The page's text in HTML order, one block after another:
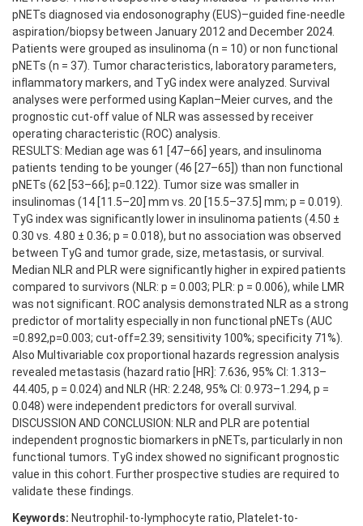
pNETs diagnosed via endosonography (EUS)–guided fine-needle
aspiration/biopsy between January 2012 and December 2024.
Patients were grouped as insulinoma (n = 10) or non functional
pNETs (n = 37). Tumor characteristics, laboratory parameters,
inflammatory markers, and TyG index were analyzed. Survival
analyses were performed using Kaplan–Meier curves, and the
prognostic cut-off value of NLR was assessed by receiver
operating characteristic (ROC) analysis.
RESULTS: Median age was 61 [47–66] years, and insulinoma
patients tending to be younger (46 [27–65]) than non functional
pNETs (62 [53–66]; p=0.122). Tumor size was smaller in
insulinomas (14 [11.5–20] mm vs. 20 [15.5–37.5] mm; p = 0.019).
TyG index was significantly lower in insulinoma patients (4.50 ±
0.30 vs. 4.80 ± 0.36; p = 0.018), but no association was observed
between TyG and tumor grade, size, metastasis, or survival.
Median NLR and PLR were significantly higher in expired patients
compared to survivors (NLR: p = 0.003; PLR: p = 0.006), while LMR
was not significant. ROC analysis demonstrated NLR as a strong
predictor of mortality especially in non functional pNETs (AUC
=0.892,p=0.003; cut-off=2.39; sensitivity 100%; specificity 71%).
Also Multivariable cox proportional hazards regression analysis
revealed metastasis (hazard ratio [HR]: 7.636, 95% CI: 1.313–
44.405, p = 0.024) and NLR (HR: 2.248, 95% CI: 0.973–1.294, p =
0.048) were independent predictors for overall survival.
DISCUSSION AND CONCLUSION: NLR and PLR are potential
independent prognostic biomarkers in pNETs, particularly in non
functional tumors. TyG index showed no significant prognostic
value in this cohort. Further prospective studies are required to
validate these findings.
Keywords: Neutrophil-to-lymphocyte ratio, Platelet-to-